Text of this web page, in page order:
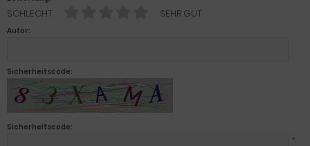
SCHLECHT SEHR GUT
Autor:
Sicherheitscode:
Sicherheitscode:
*